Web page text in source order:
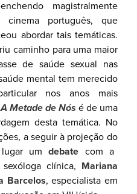
magistralmente
português, que
abordar tais temáticas.
caminho para uma maior
de saúde sexual nas
mental tem merecido
nos anos mais
A Metade de Nós é de uma
desta temática. No
a seguir à projeção do
umdebate com a
clínica, Mariana
Barcelos, especialista em